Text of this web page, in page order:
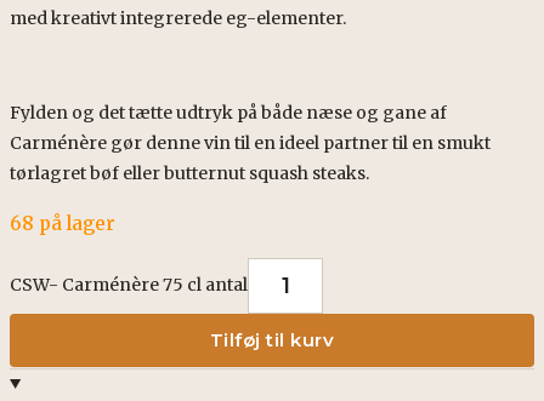
med kreativt integrerede eg-elementer.
Fylden og det tætte udtryk på både næse og gane af
Carménère gør denne vin til en ideel partner til en smukt
tørlagret bøf eller butternut squash steaks.
68 på lager
CSW- Carménère 75 cl antal
Tilføj til kurv